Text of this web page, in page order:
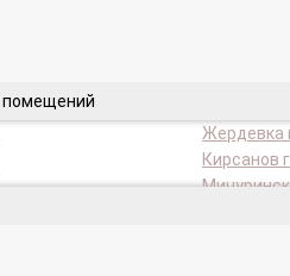
помещений
Жердевка
Кирсанов г.